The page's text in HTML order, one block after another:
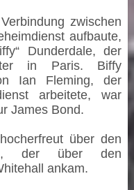
zwischen
aufbaute,
Dunderdale, der
in Paris. Biffy
Ian Fleming, der
arbeitete, war
James Bond.
über den
der über den
ankam.